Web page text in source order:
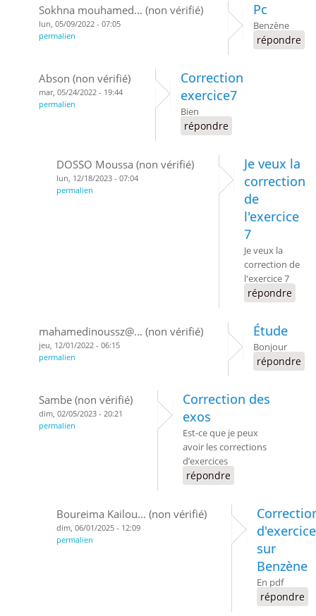
Sokhna mouhamed... (non vérifié)
lun, 05/09/2022 - 07:05
permalien
Pc
Benzène
répondre
Abson (non vérifié)
mar, 05/24/2022 - 19:44
permalien
Correction
exercice7
Bien
répondre
DOSSO Moussa (non vérifié)
lun, 12/18/2023 - 07:04
permalien
Je veux la
correction
de
l'exercice
7
Je veux la
correction de
l'exercice 7
répondre
mahamedinoussz@... (non vérifié)
jeu, 12/01/2022 - 06:15
permalien
Étude
Bonjour
répondre
Sambe (non vérifié)
dim, 02/05/2023 - 20:21
permalien
Correction des
exos
Est-ce que je peux
avoir les corrections
d’exercices
répondre
Boureima Kailou... (non vérifié)
dim, 06/01/2025 - 12:09
permalien
sur
Benzène
En pdf
répondre